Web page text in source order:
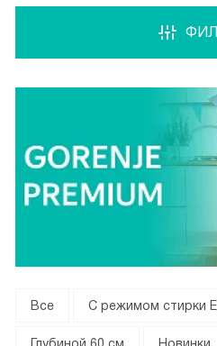
Все С режимом стирки
Глубиной 60 см Новинки